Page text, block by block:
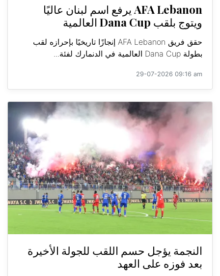
AFA Lebanon يرفع اسم لبنان عاليًا
ويتوج بلقب Dana Cup العالمية
حقق فريق AFA Lebanon إنجازًا تاريخيًا بإحرازه لقب
بطولة Dana Cup العالمية في الدنمارك لفئة...
29-07-2026 09:16 am
النجمة يؤجل حسم اللقب للجولة الأخيرة
بعد فوزه على العهد